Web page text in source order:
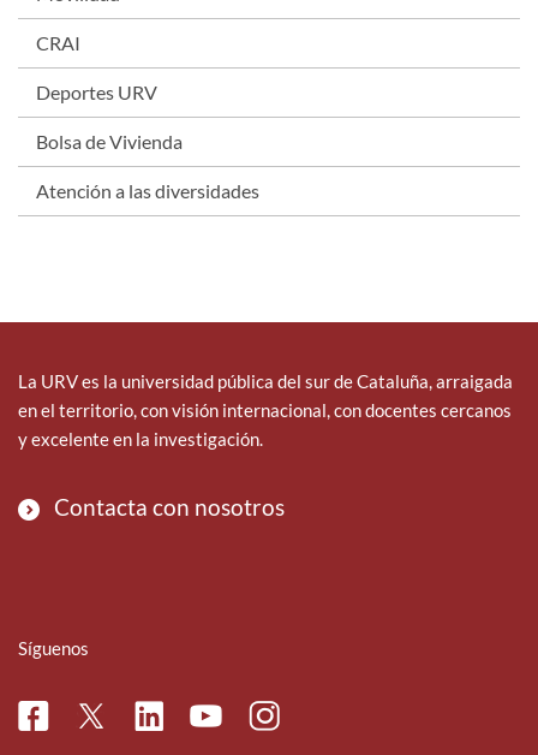
CRAI
Deportes URV
Bolsa de Vivienda
Atención a las diversidades
La URV es la universidad pública del sur de Cataluña, arraigada
en el territorio, con visión internacional, con docentes cercanos
y excelente en la investigación.
Contacta con nosotros
Síguenos
FacebookTwitterLinkedinYoutubeInstagram